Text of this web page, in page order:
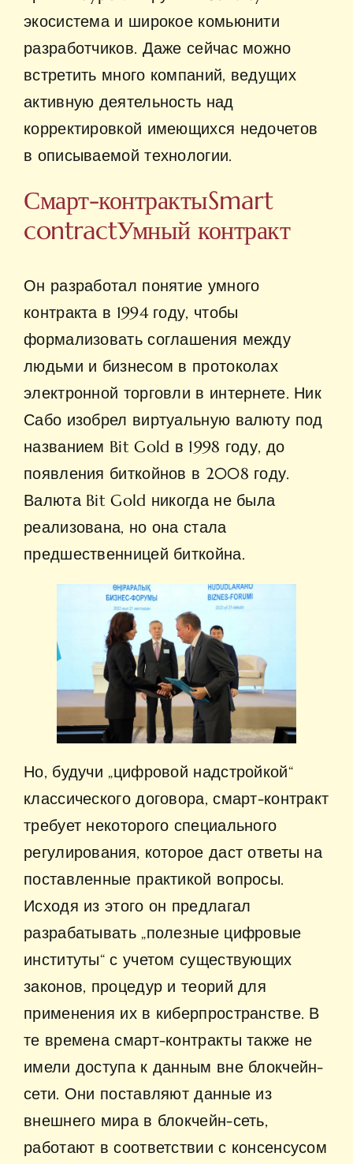
экосистема и широкое комьюнити
разработчиков. Даже сейчас можно
встретить много компаний, ведущих
активную деятельность над
корректировкой имеющихся недочетов
в описываемой технологии.
Смарт-контрактыSmart
contractУмный контракт
Он разработал понятие умного
контракта в 1994 году, чтобы
формализовать соглашения между
людьми и бизнесом в протоколах
электронной торговли в интернете. Ник
Сабо изобрел виртуальную валюту под
названием Bit Gold в 1998 году, до
появления биткойнов в 2008 году.
Валюта Bit Gold никогда не была
реализована, но она стала
предшественницей биткойна.
Но, будучи „цифровой надстройкой“
классического договора, смарт-контракт
требует некоторого специального
регулирования, которое даст ответы на
поставленные практикой вопросы.
Исходя из этого он предлагал
разрабатывать „полезные цифровые
институты“ с учетом существующих
законов, процедур и теорий для
применения их в киберпространстве. В
те времена смарт-контракты также не
имели доступа к данным вне блокчейн-
сети. Они поставляют данные из
внешнего мира в блокчейн-сеть,
работают в соответствии с консенсусом